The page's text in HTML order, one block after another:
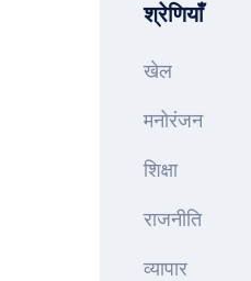
श्रेणियाँ
खेल
मनोरंजन
शिक्षा
राजनीति
व्यापार